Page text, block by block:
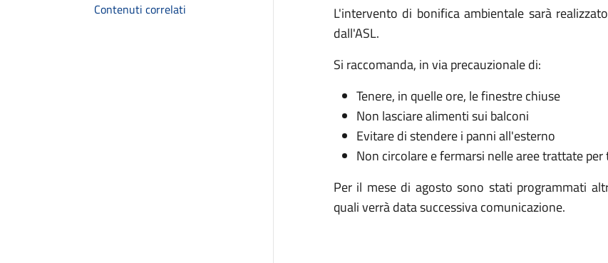
Contenuti correlati
L'intervento di bonifica ambientale sarà
dall'ASL.
Si raccomanda, in via precauzionale di:
Tenere, in quelle ore, le finestre chiuse
Non lasciare alimenti sui balconi
Evitare di stendere i panni all'esterno
Non circolare e fermarsi nelle aree trattate
Per il mese di agosto sono stati programmati
quali verrà data successiva comunicazione.